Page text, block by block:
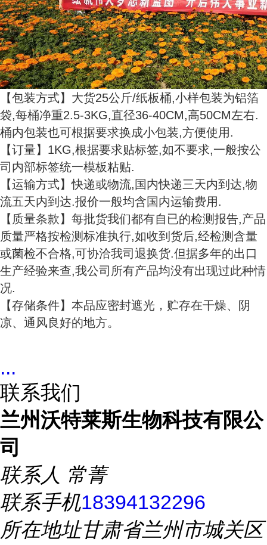
【包装方式】大货25公斤/纸板桶,小样包装为铝箔
袋,每桶净重2.5-3KG,直径36-40CM,高50CM左右.
桶内包装也可根据要求换成小包装,方便使用.
【订量】1KG,根据要求贴标签,如不要求,一般按公
司内部标签统一模板粘贴.
【运输方式】快递或物流,国内快递三天内到达,物
流五天内到达.报价一般均含国内运输费用.
【质量条款】每批货我们都有自已的检测报告,产品
质量严格按检测标准执行,如收到货后,经检测含量
或菌检不合格,可协洽我司退换货.但据多年的出口
生产经验来查,我公司所有产品均没有出现过此种情
况.
【存储条件】本品应密封遮光，贮存在干燥、阴
凉、通风良好的地方。
...
联系我们
兰州沃特莱斯生物科技有限公
司
联系人 常菁
联系手机18394132296
所在地址甘肃省兰州市城关区